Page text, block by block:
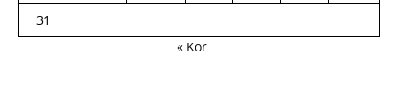
31
« Kor